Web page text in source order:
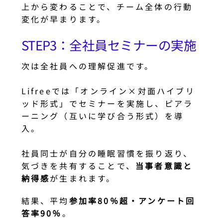
上から変わることで、チーム全体の行動
変化が早まります。
STEP3：全社員セミナーの実施
次は全社員への理解促進です。
Lifreeでは「オンライン×対面ハイブリ
ッド形式」でセミナーを実施し、ピアラ
ーニング（互いに学び合う形式）を導
入。
社員同士が自分の睡眠習慣を振り返り、
気づきを共有することで、 当事者意識と
納得感が生まれます。
結果、平均 参加率80％超・アンケート回
答率90％。